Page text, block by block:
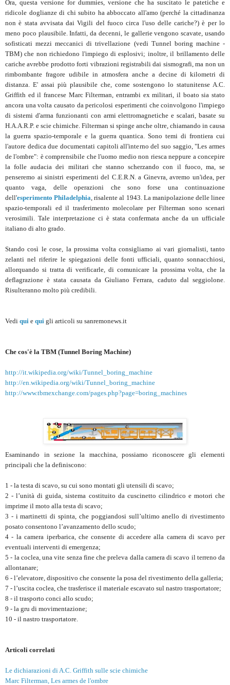
Ora, questa versione for dummies, versione che ha suscitato le patetiche e
ridicole doglianze di chi subito ha abboccato all'amo (perché la cittadinanza
non è stata avvisata dai Vigili del fuoco circa l'uso delle cariche?) è per lo
meno poco plausibile. Infatti, da decenni, le gallerie vengono scavate, usando
sofisticati mezzi meccanici di trivellazione (vedi Tunnel boring machine -
TBM) che non richiedono l'impiego di esplosivi; inoltre, il brillamento delle
cariche avrebbe prodotto forti vibrazioni registrabili dai sismografi, ma non un
rimbombante fragore udibile in atmosfera anche a decine di kilometri di
distanza. E' assai più plausibile che, come sostengono lo statunitense A.C.
Griffith ed il francese Marc Filterman, entrambi ex militari, il boato sia stato
ancora una volta causato da pericolosi esperimenti che coinvolgono l'impiego
di sistemi d'arma funzionanti con armi elettromagnetiche e scalari, basate su
H.A.A.R.P. e scie chimiche. Filterman si spinge anche oltre, chiamando in causa
la guerra spazio-temporale e la guerra quantica. Sono temi di frontiera cui
l'autore dedica due documentati capitoli all'interno del suo saggio, "Les armes
de l'ombre": è comprensibile che l'uomo medio non riesca neppure a concepire
la folle audacia dei militari che stanno scherzando con il fuoco, ma, se
penseremo ai sinistri esperimenti del C.E.R.N. a Ginevra, avremo un'idea, per
quanto vaga, delle operazioni che sono forse una continuazione
dell'esperimento Philadelphia , risalente al 1943. La manipolazione delle linee
spazio-temporali ed il trasferimento molecolare per Filterman sono scenari
verosimili. Tale interpretazione ci è stata confermata anche da un ufficiale
italiano di alto grado.
Stando così le cose, la prossima volta consigliamo ai vari giornalisti, tanto
zelanti nel riferire le spiegazioni delle fonti ufficiali, quanto sonnacchiosi,
allorquando si tratta di verificarle, di comunicare la prossima volta, che la
deflagrazione è stata causata da Giuliano Ferrara, caduto dal seggiolone.
Risulteranno molto più credibili.
Vedi qui e qui gli articoli su sanremonews.it
Che cos'è la TBM (Tunnel Boring Machine)
http://it.wikipedia.org/wiki/Tunnel_boring_machine
http://en.wikipedia.org/wiki/Tunnel_boring_machine
http://www.tbmexchange.com/pages.php?page=boring_machines
Esaminando in sezione la macchina, possiamo riconoscere gli elementi
principali che la definiscono:
1 - la testa di scavo, su cui sono montati gli utensili di scavo;
2 - l’unità di guida, sistema costituito da cuscinetto cilindrico e motori che
imprime il moto alla testa di scavo;
3 - i martinetti di spinta, che poggiandosi sull’ultimo anello di rivestimento
posato consentono l’avanzamento dello scudo;
4 - la camera iperbarica, che consente di accedere alla camera di scavo per
eventuali interventi di emergenza;
5 - la coclea, una vite senza fine che preleva dalla camera di scavo il terreno da
allontanare;
6 - l’elevatore, dispositivo che consente la posa del rivestimento della galleria;
7 - l’uscita coclea, che trasferisce il materiale escavato sul nastro trasportatore;
8 - il trasporto conci allo scudo;
9 - la gru di movimentazione;
10 - il nastro trasportatore.
Articoli correlati
Le dichiarazioni di A.C. Griffith sulle scie chimiche
Marc Filterman, Les armes de l'ombre